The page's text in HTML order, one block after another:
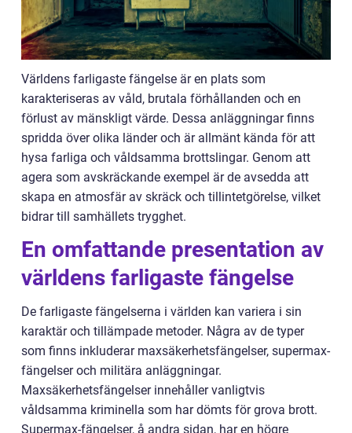
Världens farligaste fängelse är en plats som
karakteriseras av våld, brutala förhållanden och en
förlust av mänskligt värde. Dessa anläggningar finns
spridda över olika länder och är allmänt kända för att
hysa farliga och våldsamma brottslingar. Genom att
agera som avskräckande exempel är de avsedda att
skapa en atmosfär av skräck och tillintetgörelse, vilket
bidrar till samhällets trygghet.
En omfattande presentation av
världens farligaste fängelse
De farligaste fängelserna i världen kan variera i sin
karaktär och tillämpade metoder. Några av de typer
som finns inkluderar maxsäkerhetsfängelser, supermax-
fängelser och militära anläggningar.
Maxsäkerhetsfängelser innehåller vanligtvis
våldsamma kriminella som har dömts för grova brott.
Supermax-fängelser, å andra sidan, har en högre